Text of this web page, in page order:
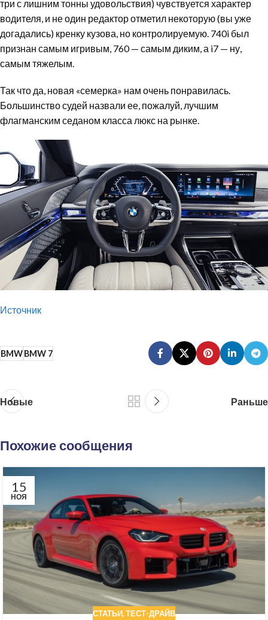
три с лишним тонны удовольствия) чувствуется характер
водителя, и не один редактор отметил некоторую (вы уже
догадались) кренку кузова, но контролируемую. 740i был
признан самым игривым, 760 — самым диким, а i7 — ну,
самым тяжелым.
Так что да, новая «семерка» нам очень понравилась.
Большинство судей назвали ее, пожалуй, лучшим
флагманским седаном класса люкс на рынке.
Источник
BMWBMW 7
Новые Раньше
Похожие сообщения
15
НОЯ
СТАТЬИ,ТЕСТ-ДРАЙВ